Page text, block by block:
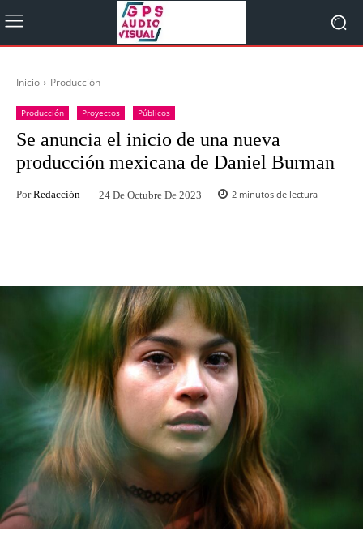
Inicio Producción
Producción Proyectos Públicos
Se anuncia el inicio de una nueva
producción mexicana de Daniel Burman
Por Redacción 24 De Octubre De 2023 2 minutos de lectura